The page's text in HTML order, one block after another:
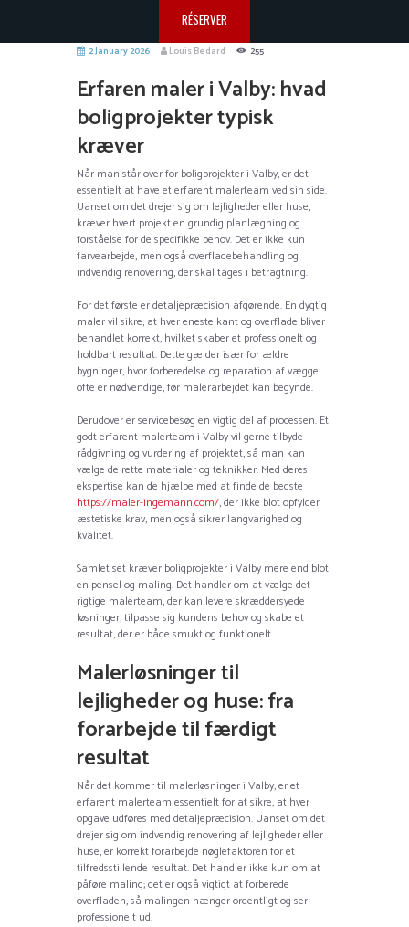
RÉSERVER
2 January 2026 Louis Bedard 255
Erfaren maler i Valby: hvad
boligprojekter typisk
kræver
Når man står over for boligprojekter i Valby, er det
essentielt at have et erfarent malerteam ved sin side.
Uanset om det drejer sig om lejligheder eller huse,
kræver hvert projekt en grundig planlægning og
forståelse for de specifikke behov. Det er ikke kun
farvearbejde, men også overfladebehandling og
indvendig renovering, der skal tages i betragtning.
For det første er detaljepræcision afgørende. En dygtig
maler vil sikre, at hver eneste kant og overflade bliver
behandlet korrekt, hvilket skaber et professionelt og
holdbart resultat. Dette gælder især for ældre
bygninger, hvor forberedelse og reparation af vægge
ofte er nødvendige, før malerarbejdet kan begynde.
Derudover er servicebesøg en vigtig del af processen. Et
godt erfarent malerteam i Valby vil gerne tilbyde
rådgivning og vurdering af projektet, så man kan
vælge de rette materialer og teknikker. Med deres
ekspertise kan de hjælpe med at finde de bedste
https://maler-ingemann.com/, der ikke blot opfylder
æstetiske krav, men også sikrer langvarighed og
kvalitet.
Samlet set kræver boligprojekter i Valby mere end blot
en pensel og maling. Det handler om at vælge det
rigtige malerteam, der kan levere skræddersyede
løsninger, tilpasse sig kundens behov og skabe et
resultat, der er både smukt og funktionelt.
Malerløsninger til
lejligheder og huse: fra
forarbejde til færdigt
resultat
Når det kommer til malerløsninger i Valby, er et
erfarent malerteam essentielt for at sikre, at hver
opgave udføres med detaljepræcision. Uanset om det
drejer sig om indvendig renovering af lejligheder eller
huse, er korrekt forarbejde nøglefaktoren for et
tilfredsstillende resultat. Det handler ikke kun om at
påføre maling; det er også vigtigt at forberede
overfladen, så malingen hænger ordentligt og ser
professionelt ud.